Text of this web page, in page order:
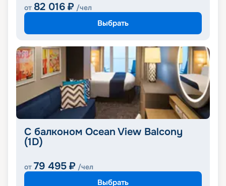
от 82 016 ₽ /чел
Выбрать
С балконом Ocean View Balcony
(1D)
от 79 495 ₽ /чел
Выбрать